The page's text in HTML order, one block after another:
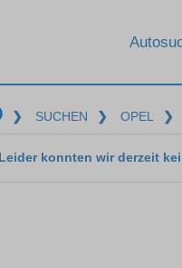
❯ SUCHEN ❯ OPEL ❯
Leider konnten wir derzeit